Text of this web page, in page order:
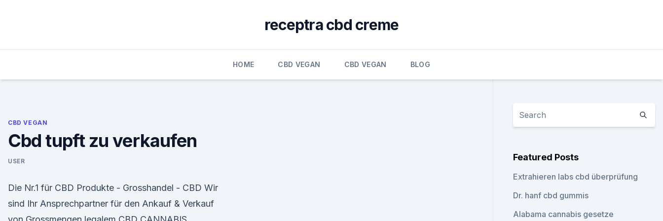
receptra cbd creme
HOME CBD VEGAN CBD VEGAN BLOG
CBD VEGAN
Cbd tupft zu verkaufen
USER
Die Nr.1 für CBD Produkte - Grosshandel - CBD Wir
sind Ihr Ansprechpartner für den Ankauf & Verkauf
Featured Posts
Extrahieren labs cbd überprüfung
Dr. hanf cbd gummis
Alabama cannabis gesetze